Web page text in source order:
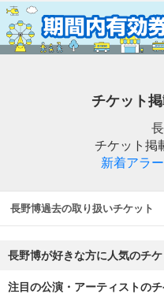
チケット掲
チケット掲
新着アラー
長野博過去の取り扱いチケット
長野博が好きな方に人気のチケ
注目の公演・アーティストのチ